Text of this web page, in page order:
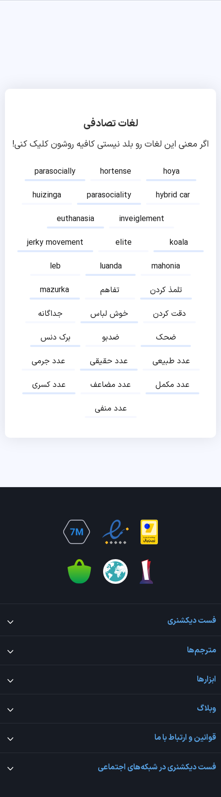
لغات تصادفی
اگر معنی این لغات رو بلد نیستی کافیه روشون کلیک کنی!
parasocially hortense
hoya
huizinga
parasociality
hybrid car
euthanasia
inveiglement
jerky movement
elite
koala
leb
luanda
mahonia
mazurka
تفاهم
تلمذ کردن
جداگانه
خوش لباس
دقت کردن
برک دنس
ضدبو
ضحک
عدد جرمی
عدد حقیقی
عدد طبیعی
عدد کسری
عدد مضاعف
عدد مکمل
عدد منفی
فست دیکشنری
مترجم‌ها
ابزارها
وبلاگ
قوانین و ارتباط با ما
فست دیکشنری در شبکه‌های اجتماعی